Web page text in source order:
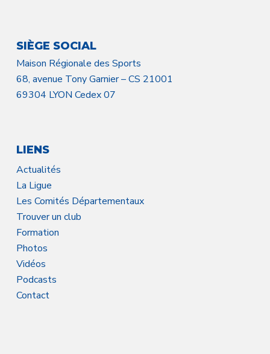
SIÈGE SOCIAL
Maison Régionale des Sports
68, avenue Tony Garnier – CS 21001
69304 LYON Cedex 07
LIENS
Actualités
La Ligue
Les Comités Départementaux
Trouver un club
Formation
Photos
Vidéos
Podcasts
Contact